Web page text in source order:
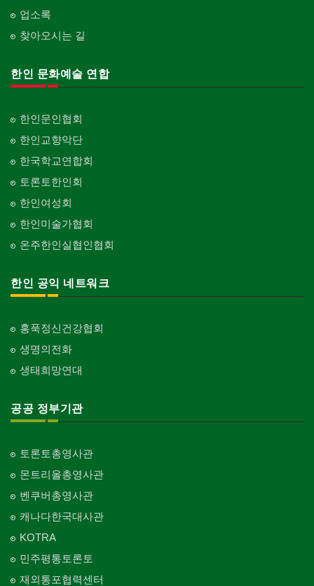
업소록
찾아오시는 길
한인 문화예술 연합
한인문인협회
한인교향악단
한국학교연합회
토론토한인회
한인여성회
한인미술가협회
온주한인실협인협회
한인 공익 네트워크
홍푹정신건강협회
생명의전화
생태희망연대
공공 정부기관
토론토총영사관
몬트리올총영사관
벤쿠버총영사관
캐나다한국대사관
KOTRA
민주평통토론토
재외통포협력센터